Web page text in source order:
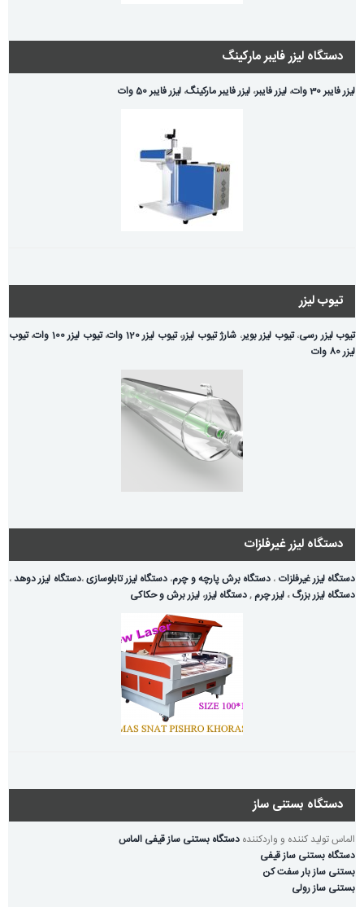
دستگاه لیزر فایبر مارکینگ
لیزر فایبر 30 وات ، لیزر فایبر، لیزر فایبر مارکینگ، لیزر فایبر 50 وات
تیوب لیزر
تیوب لیزر رسی،تیوب لیزر بویر، شارژ تیوب لیزر،تیوب لیزر 120 وات ،تیوب لیزر 100 وات ،تیوب
لیزر 80 وات
دستگاه لیزر غیرفلزات
دستگاه لیزر غیرفلزات ، دستگاه برش پارچه و چرم، دستگاه لیزر تابلوسازی،دستگاه لیزر دوهد،
دستگاه لیزر بزرگ، لیزر چرم ,دستگاه لیزر، لیزر برش و حکاکی
دستگاه بستنی ساز
الماس تولید کننده و واردکننده دستگاه بستنی ساز قیفی الماس
دستگاه بستنی ساز قیفی
بستنی ساز بار سفت کن
بستنی ساز رولی